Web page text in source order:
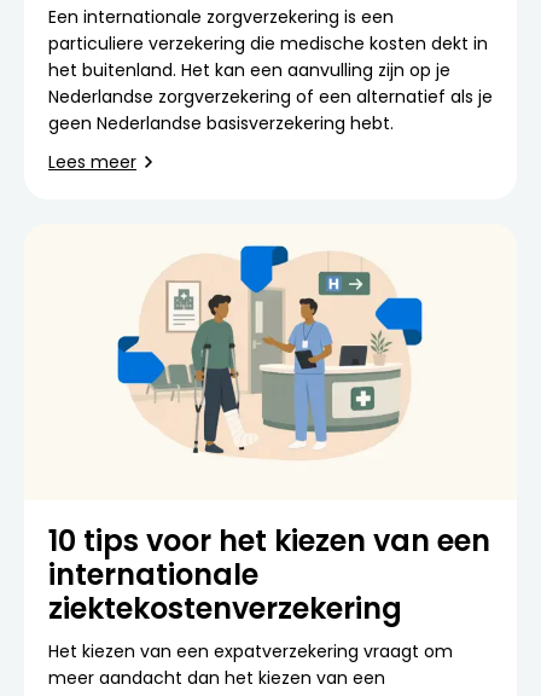
Een internationale zorgverzekering is een
particuliere verzekering die medische kosten dekt in
het buitenland. Het kan een aanvulling zijn op je
Nederlandse zorgverzekering of een alternatief als je
geen Nederlandse basisverzekering hebt.
Lees meer
10 tips voor het kiezen van een
internationale
ziektekostenverzekering
Het kiezen van een expatverzekering vraagt om
meer aandacht dan het kiezen van een